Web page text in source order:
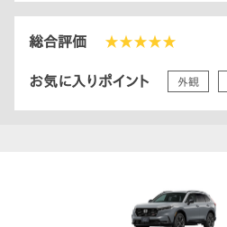
総合評価 ★★★★★
お気に入りポイント 外観